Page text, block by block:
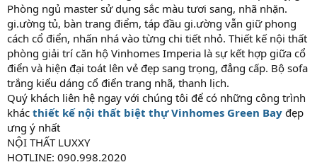
Phòng ngủ master sử dụng sắc màu tươi sang, nhã nhặn.
gi.ường tủ, bàn trang điểm, táp đầu gi.ường vẫn giữ phong
cách cổ điển, nhấn nhá vào từng chi tiết nhỏ. Thiết kế nội thất
phòng giải trí căn hộ Vinhomes Imperia là sự kết hợp giữa cổ
điển và hiện đại toát lên vẻ đẹp sang trọng, đẳng cấp. Bộ sofa
trắng kiểu dáng cổ điển trang nhã, thanh lịch.
Quý khách liên hệ ngay với chúng tôi để có những công trình
khác thiết kế nội thất biệt thự Vinhomes Green Bay đẹp
ưng ý nhất
NỘI THẤT LUXXY
HOTLINE: 090.998.2020